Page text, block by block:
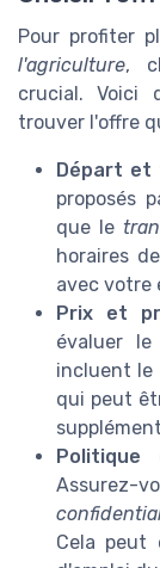
Pour profiter
l'agriculture,
crucial. Voici
trouver l'offre
Départ et
proposés
que le
horaires
avec votre
Prix et
évaluer le
incluent le
qui peut
Assurez-
Cela peut